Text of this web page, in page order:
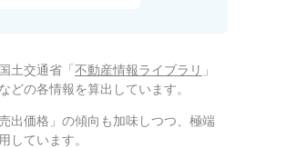
土交通省「 不動産情報ライブラリ 」
の各情報を算出しています。
出価格」の傾向も加味しつつ、極端
しています。